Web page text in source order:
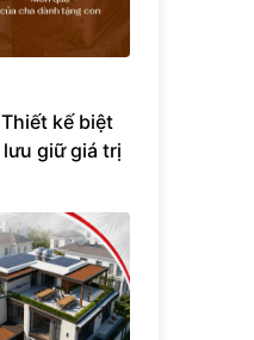
kế biệt
giữ giá trị